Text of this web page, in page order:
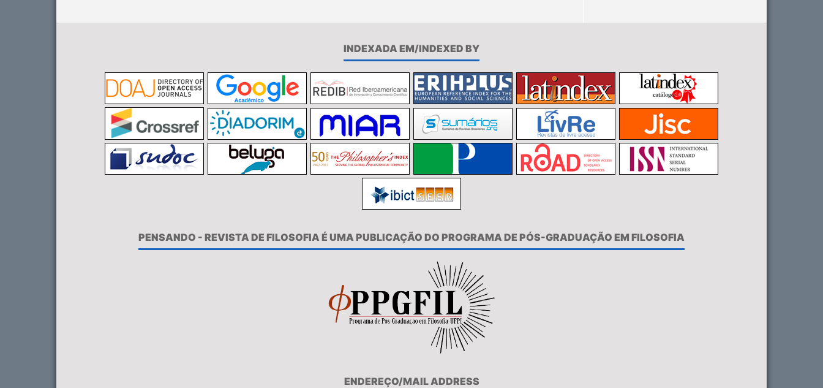
INDEXADA EM/INDEXED BY
PENSANDO - REVISTA DE FILOSOFIA É UMA PUBLICAÇÃO DO PROGRAMA DE PÓS-GRADUAÇÃO EM FILOSOFIA
ENDEREÇO/MAIL ADDRESS